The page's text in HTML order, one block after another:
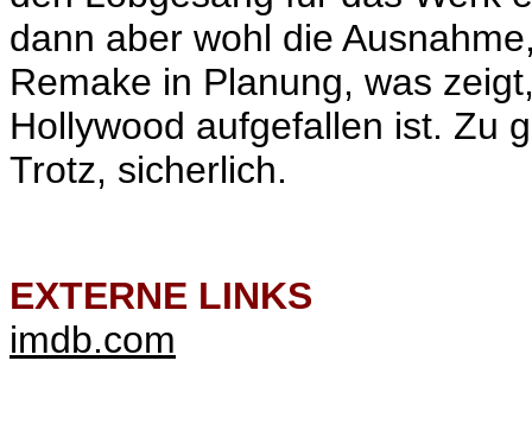
dann aber wohl die
Remake in Planung, was
Hollywood aufgefallen ist. Zu
Trotz, sicherlich.
EXTERNE LINKS
imdb.com